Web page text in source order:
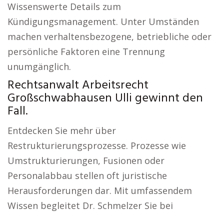
Wissenswerte Details zum
Kündigungsmanagement. Unter Umständen
machen verhaltensbezogene, betriebliche oder
persönliche Faktoren eine Trennung
unumgänglich.
Rechtsanwalt Arbeitsrecht
Großschwabhausen Ulli gewinnt den
Fall.
Entdecken Sie mehr über
Restrukturierungsprozesse. Prozesse wie
Umstrukturierungen, Fusionen oder
Personalabbau stellen oft juristische
Herausforderungen dar. Mit umfassendem
Wissen begleitet Dr. Schmelzer Sie bei